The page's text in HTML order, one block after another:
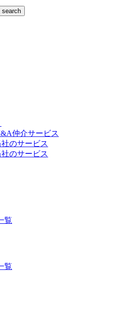
仲介サービス
のサービス
のサービス
覧
覧